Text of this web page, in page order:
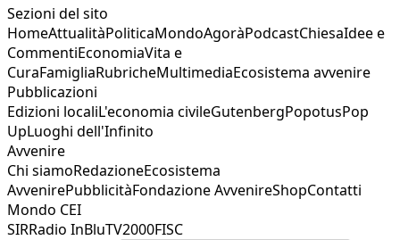
Sezioni del sito
HomeAttualitàPoliticaMondoAgoràPodcastChiesaIdee e
CommentiEconomiaVita e
CuraFamigliaRubricheMultimediaEcosistema avvenire
Pubblicazioni
Edizioni localiL'economia civileGutenbergPopotusPop
UpLuoghi dell'Infinito
Avvenire
Chi siamoRedazioneEcosistema
AvvenirePubblicitàFondazione AvvenireShopContatti
Mondo CEI
SIRRadio InBluTV2000FISC